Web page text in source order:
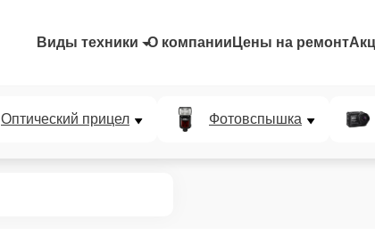
Виды техники О компании Цены на ремонт
Оптический прицел Фотовспышка